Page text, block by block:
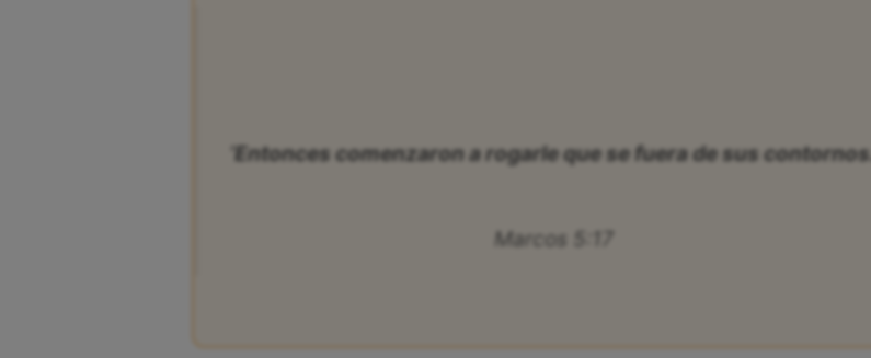
‘Entonces comenzaron a rogarle que se fuera de sus contornos.’
Marcos 5:17